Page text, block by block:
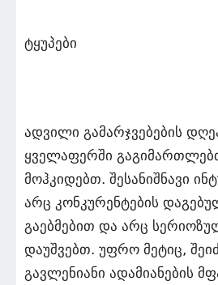
ტყუპები
ადვილი გამარჯვებების
ყველაფერში
მოჰკიდებთ. შესანიშნავი
არც კონკურენტების
გაებმებით და არც
დაუშვებთ. უფრო მეტიც,
გავლენიანი ადამიანების